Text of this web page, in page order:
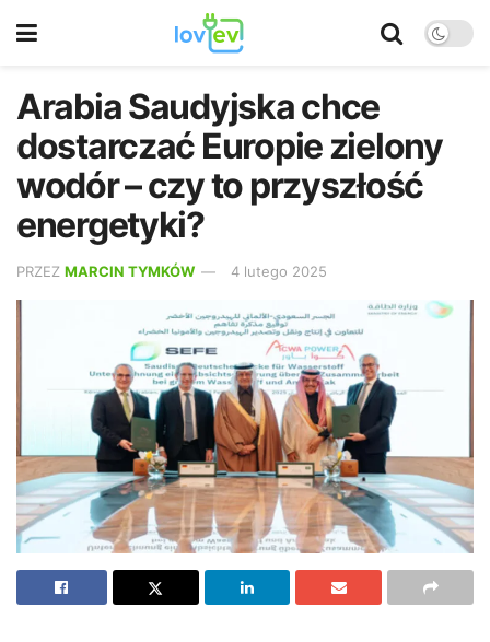
Arabia Saudyjska chce
dostarczać Europie zielony
wodór – czy to przyszłość
energetyki?
PRZEZ MARCIN TYMKÓW 4 lutego 2025